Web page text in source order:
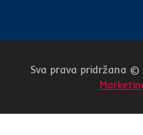
Sva prava pridržana ©